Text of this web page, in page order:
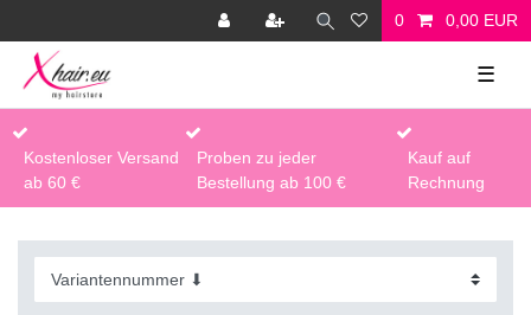
0 0,00 EUR
☰
Kostenloser Versand
ab 60 €
Proben zu jeder
Bestellung ab 100 €
Kauf auf
Rechnung